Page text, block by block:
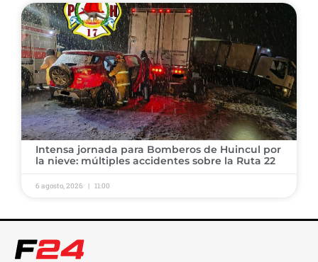
Intensa jornada para Bomberos de Huincul por
la nieve: múltiples accidentes sobre la Ruta 22
6 agosto, 2026 11:00